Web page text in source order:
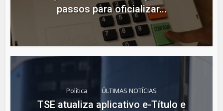
passos para oficializar...
Política ÚLTIMAS NOTÍCIAS
TSE atualiza aplicativo e-Título e